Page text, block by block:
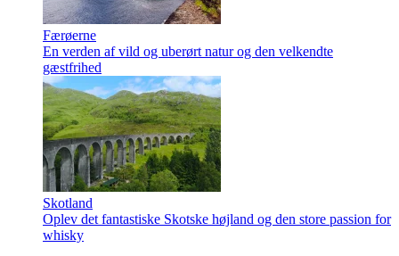
Færøerne
En verden af vild og uberørt natur og den velkendte
gæstfrihed
Skotland
Oplev det fantastiske Skotske højland og den store passion for
whisky